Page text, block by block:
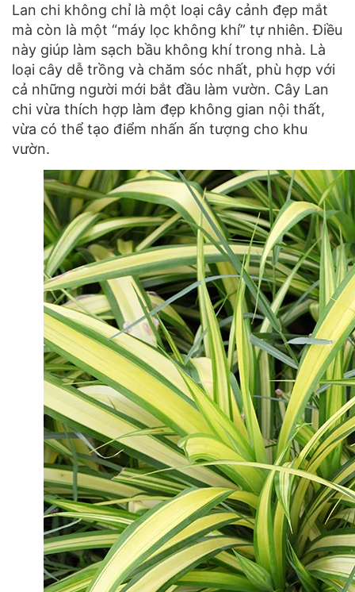
Lan chi không chỉ là một loại cây cảnh đẹp mắt
mà còn là một “máy lọc không khí” tự nhiên. Điều
này giúp làm sạch bầu không khí trong nhà. Là
loại cây dễ trồng và chăm sóc nhất, phù hợp với
cả những người mới bắt đầu làm vườn. Cây Lan
chi vừa thích hợp làm đẹp không gian nội thất,
vừa có thể tạo điểm nhấn ấn tượng cho khu
vườn.